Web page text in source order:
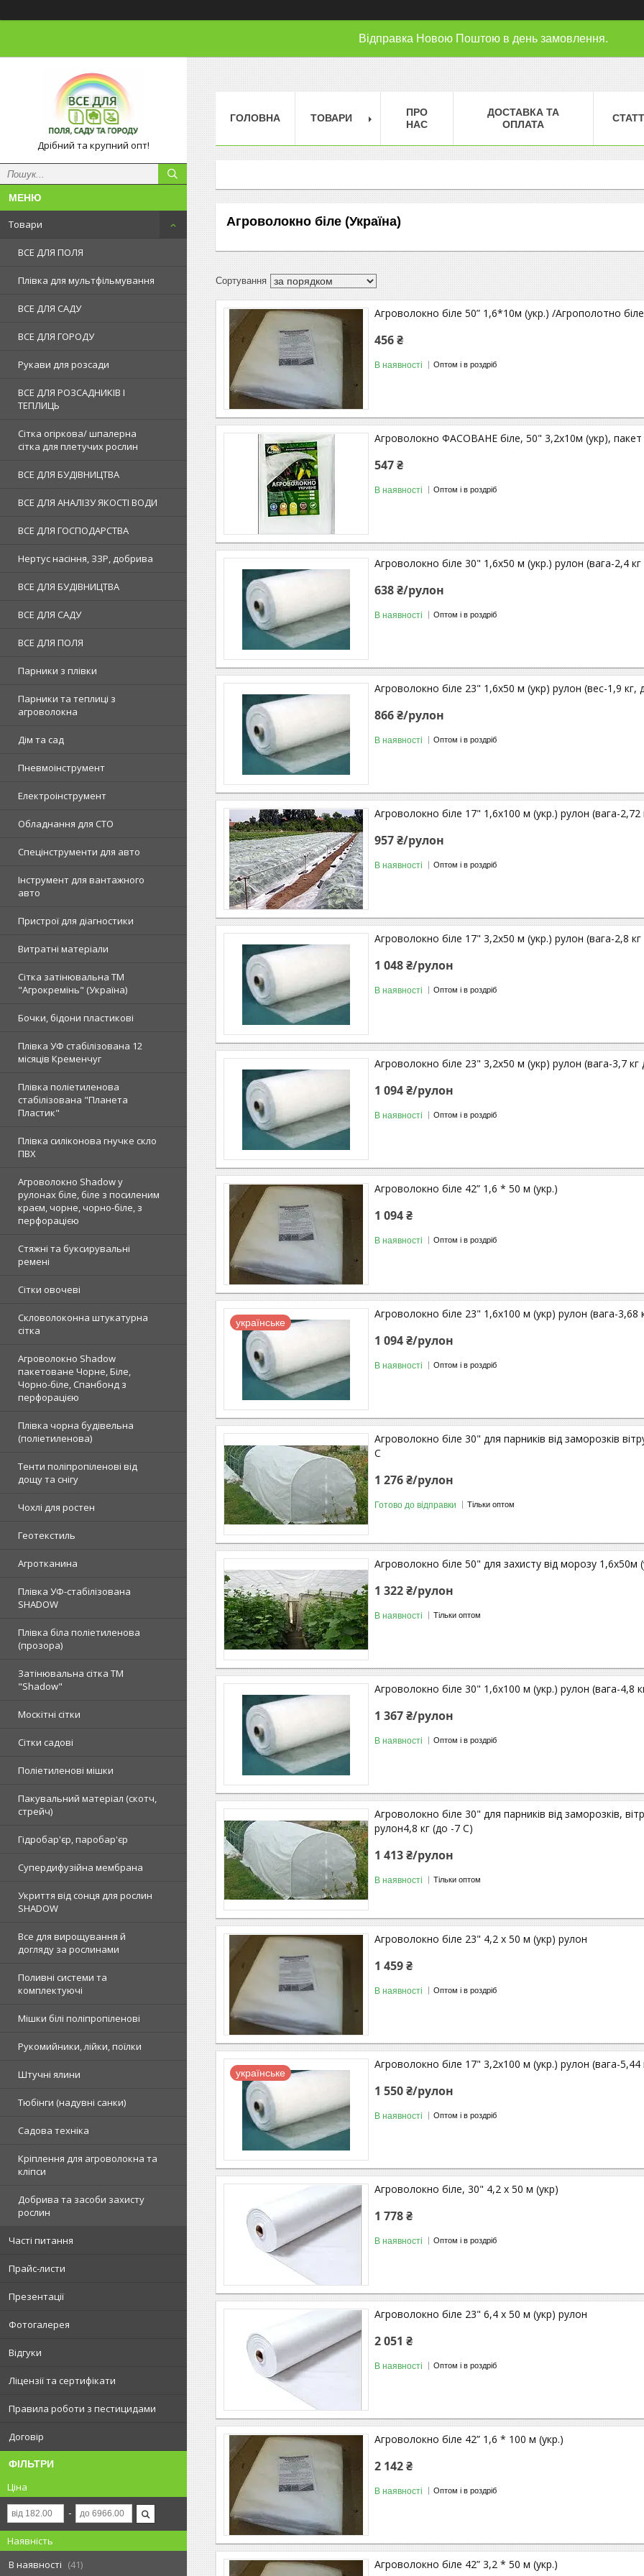
Відправка Новою Поштою в день замовлення.
Дрібний та крупний опт!
Товари
ВСЕ ДЛЯ ПОЛЯ
Плівка для мультфільмування
ВСЕ ДЛЯ САДУ
ВСЕ ДЛЯ ГОРОДУ
Рукави для розсади
ВСЕ ДЛЯ РОЗСАДНИКІВ І
ТЕПЛИЦЬ
Сітка огіркова/ шпалерна
сітка для плетучих рослин
ВСЕ ДЛЯ БУДІВНИЦТВА
ВСЕ ДЛЯ АНАЛІЗУ ЯКОСТІ ВОДИ
ВСЕ ДЛЯ ГОСПОДАРСТВА
Нертус насіння, ЗЗР, добрива
ВСЕ ДЛЯ БУДІВНИЦТВА
ВСЕ ДЛЯ САДУ
ВСЕ ДЛЯ ПОЛЯ
Парники з плівки
Парники та теплиці з
агроволокна
Дім та сад
Пневмоінструмент
Електроінструмент
Обладнання для СТО
Спецінструменти для авто
Інструмент для вантажного
авто
Пристрої для діагностики
Витратні матеріали
Сітка затінювальна ТМ
"Агрокремінь" (Україна)
Бочки, бідони пластикові
Плівка УФ стабілізована 12
місяців Кременчуг
Плівка поліетиленова
стабілізована "Планета
Пластик"
Плівка силіконова гнучке скло
ПВХ
Агроволокно Shadow у
рулонах біле, біле з посиленим
краєм, чорне, чорно-біле, з
перфорацією
Стяжні та буксирувальні
ремені
Сітки овочеві
Скловолоконна штукатурна
сітка
Агроволокно Shadow
пакетоване Чорне, Біле,
Чорно-біле, Спанбонд з
перфорацією
Плівка чорна будівельна
(поліетиленова)
Тенти поліпропіленові від
дощу та снігу
Чохлі для ростен
Геотекстиль
Агротканина
Плівка УФ-стабілізована
SHADOW
Плівка біла поліетиленова
(прозора)
Затінювальна сітка ТМ
"Shadow"
Москітні сітки
Сітки садові
Поліетиленові мішки
Пакувальний матеріал (скотч,
стрейч)
Гідробар'єр, паробар'єр
Супердифузійна мембрана
Укриття від сонця для рослин
SHADOW
Все для вирощування й
догляду за рослинами
Поливні системи та
комплектуючі
Мішки білі поліпропіленові
Рукомийники, лійки, поїлки
Штучні ялини
Тюбінги (надувні санки)
Садова техніка
Кріплення для агроволокна та
кліпси
Добрива та засоби захисту
рослин
Часті питання
Прайс-листи
Презентації
Фотогалерея
Відгуки
Ліцензії та сертифікати
Правила роботи з пестицидами
Договір
ФІЛЬТРИ
Ціна
Наявність
В наявності
41
ГОЛОВНА ТОВАРИ
ПРО
НАС
ДОСТАВКА ТА
ОПЛАТА
Агроволокно біле (Україна)
Агроволокно біле 50” 1,6*10м (укр.) /Агрополотно
456 ₴
В наявності Оптом і в роздріб
Агроволокно ФАСОВАНЕ біле, 50" 3,2х10м (укр),
547 ₴
В наявності Оптом і в роздріб
Агроволокно біле 30" 1,6х50 м (укр.) рулон (вага-2,4
638 ₴/рулон
В наявності Оптом і в роздріб
Агроволокно біле 23" 1,6х50 м (укр) рулон (вес-1,9 кг,
866 ₴/рулон
В наявності Оптом і в роздріб
Агроволокно біле 17" 1,6х100 м (укр.) рулон (вага-2,72
957 ₴/рулон
В наявності Оптом і в роздріб
Агроволокно біле 17" 3,2х50 м (укр.) рулон (вага-2,8
1 048 ₴/рулон
В наявності Оптом і в роздріб
Агроволокно біле 23" 3,2х50 м (укр) рулон (вага-3,7 кг
1 094 ₴/рулон
В наявності Оптом і в роздріб
Агроволокно біле 42” 1,6 * 50 м (укр.)
1 094 ₴
В наявності Оптом і в роздріб
українське
Агроволокно біле 23" 1,6х100 м (укр) рулон (вага-3,68
1 094 ₴/рулон
В наявності Оптом і в роздріб
Агроволокно біле 30" для парників від заморозків
С
1 276 ₴/рулон
Готово до відправки Тільки оптом
Агроволокно біле 50" для захисту від морозу 1,6х50м
1 322 ₴/рулон
В наявності Тільки оптом
Агроволокно біле 30" 1,6х100 м (укр.) рулон (вага-4,8
1 367 ₴/рулон
В наявності Оптом і в роздріб
Агроволокно біле 30" для парників від заморозків,
рулон4,8 кг (до -7 С)
1 413 ₴/рулон
В наявності Тільки оптом
Агроволокно біле 23" 4,2 х 50 м (укр) рулон
1 459 ₴
В наявності Оптом і в роздріб
українське
Агроволокно біле 17" 3,2х100 м (укр.) рулон (вага-5,44
1 550 ₴/рулон
В наявності Оптом і в роздріб
Агроволокно біле, 30" 4,2 х 50 м (укр)
1 778 ₴
В наявності Оптом і в роздріб
Агроволокно біле 23" 6,4 х 50 м (укр) рулон
2 051 ₴
В наявності Оптом і в роздріб
Агроволокно біле 42” 1,6 * 100 м (укр.)
2 142 ₴
В наявності Оптом і в роздріб
Агроволокно біле 42” 3,2 * 50 м (укр.)